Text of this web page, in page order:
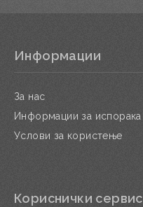
Информации
За нас
Информации за испорака
Услови за користење
Кориснички сервис